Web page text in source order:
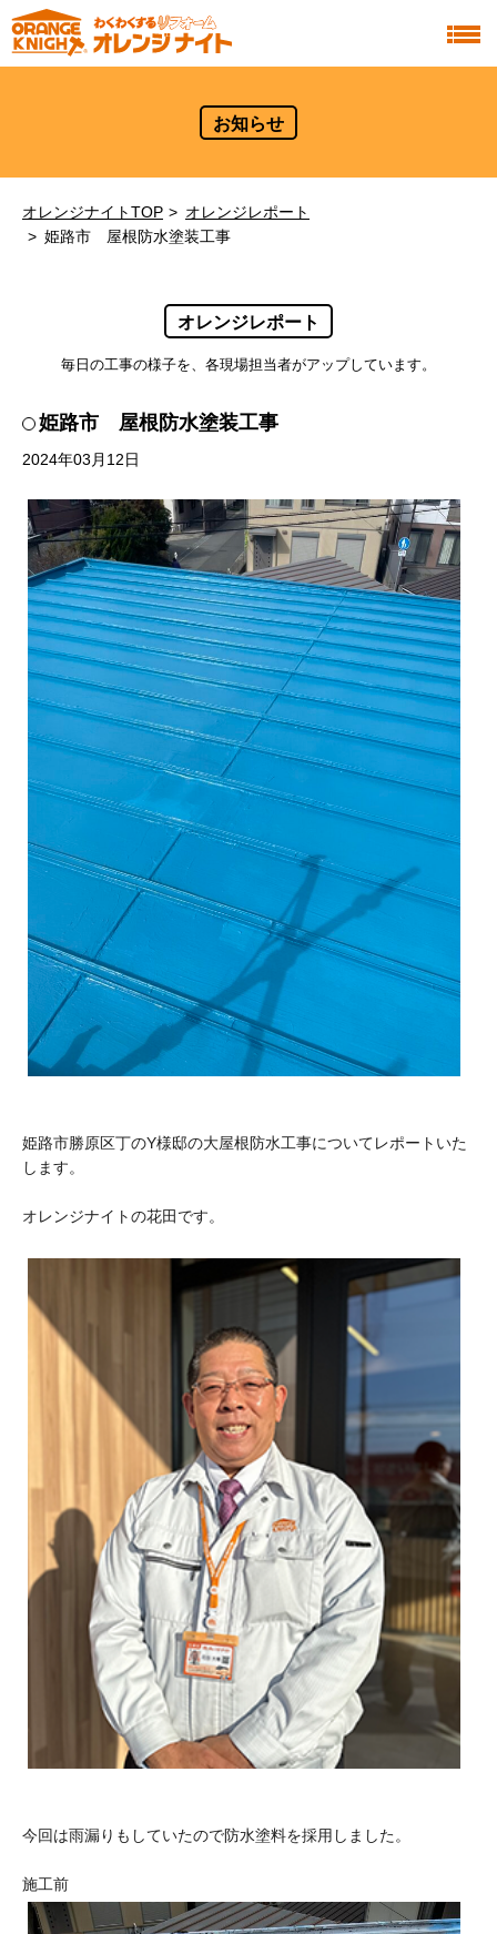
お知らせ
オレンジナイトTOP
オレンジレポート
姫路市 屋根防水塗装工事
オレンジレポート
毎日の工事の様子を、各現場担当者がアップしています。
姫路市 屋根防水塗装工事
2024年03月12日
姫路市勝原区丁のY様邸の大屋根防水工事についてレポートいた
します。
オレンジナイトの花田です。
今回は雨漏りもしていたので防水塗料を採用しました。
施工前